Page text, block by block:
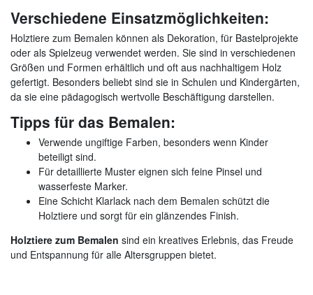
Verschiedene Einsatzmöglichkeiten:
Holztiere zum Bemalen können als Dekoration, für Bastelprojekte
oder als Spielzeug verwendet werden. Sie sind in verschiedenen
Größen und Formen erhältlich und oft aus nachhaltigem Holz
gefertigt. Besonders beliebt sind sie in Schulen und Kindergärten,
da sie eine pädagogisch wertvolle Beschäftigung darstellen.
Tipps für das Bemalen:
Verwende ungiftige Farben, besonders wenn Kinder
beteiligt sind.
Für detaillierte Muster eignen sich feine Pinsel und
wasserfeste Marker.
Eine Schicht Klarlack nach dem Bemalen schützt die
Holztiere und sorgt für ein glänzendes Finish.
Holztiere zum Bemalen sind ein kreatives Erlebnis, das Freude
und Entspannung für alle Altersgruppen bietet.